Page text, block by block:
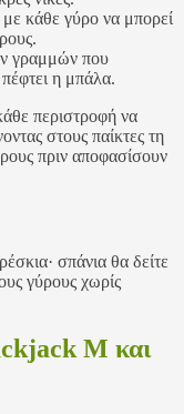
κάθε γύρο να μπορεί
γραμμών που
η μπάλα.
περιστροφή να
στους παίκτες τη
πριν αποφασίσουν
σπάνια θα δείτε
γύρους χωρίς
M και